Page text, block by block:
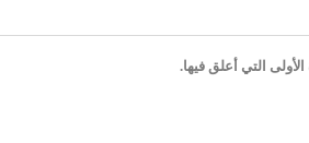
التي أعلق فيها.